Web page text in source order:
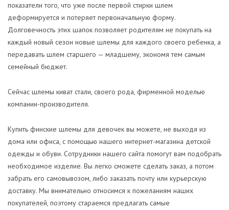
показатели того, что уже после первой стирки шлем
деформируется и потеряет первоначальную форму.
Долговечность этих шапок позволяет родителям не покупать на
каждый новый сезон новые шлемы для каждого своего ребенка, а
передавать шлем старшего — младшему, экономя тем самым
семейный бюджет.
Сейчас шлемы киват стали, своего рода, фирменной моделью
компании-производителя.
Купить финские шлемы для девочек вы можете, не выходя из
дома или офиса, с помощью нашего интернет-магазина детской
одежды и обуви. Сотрудники нашего сайта помогут вам подобрать
необходимое изделие. Вы легко сможете сделать заказ, а потом
забрать его самовывозом, либо заказать почту или курьерскую
доставку. Мы внимательно относимся к пожеланиям наших
покупателей, поэтому стараемся предлагать самые